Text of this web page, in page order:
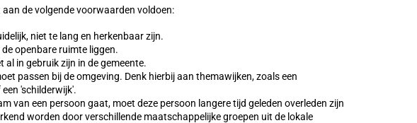
de volgende voorwaarden voldoen:
niet te lang en herkenbaar zijn.
openbare ruimte liggen.
al in gebruik zijn in de gemeente.
passen bij de omgeving. Denk hierbij aan themawijken, zoals een
'schilderwijk'.
van een persoon gaat, moet deze persoon langere tijd geleden overleden zijn
worden door verschillende maatschappelijke groepen uit de lokale